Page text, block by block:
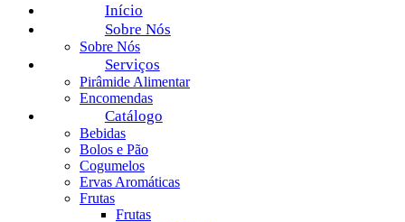
Início
Sobre Nós
Sobre Nós
Serviços
Pirâmide Alimentar
Encomendas
Catálogo
Bebidas
Bolos e Pão
Cogumelos
Ervas Aromáticas
Frutas
Frutas